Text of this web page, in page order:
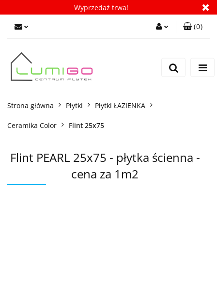
Wyprzedaż trwa!
(0)
Strona główna Płytki Płytki ŁAZIENKA
Ceramika Color Flint 25x75
Flint PEARL 25x75 - płytka ścienna -
cena za 1m2